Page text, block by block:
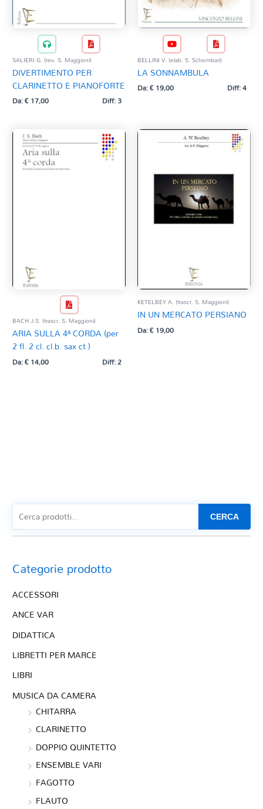
SALIERI G. (rev. S. Maggioni)
DIVERTIMENTO PER
CLARINETTO E PIANOFORTE
Da:€17,00 Diff: 3
BELLINI V. (elab. S. Schembari)
LA SONNAMBULA
Da:€19,00 Diff: 4
BACH J.S. (trascr. S. Maggioni)
ARIA SULLA 4ª CORDA (per
2 fl. 2 cl. cl.b. sax ct.)
Da:€14,00 Diff: 2
KETELBEY A. (trascr. S. Maggioni)
IN UN MERCATO PERSIANO
Da:€19,00
CERCA
Categorie prodotto
ACCESSORI
ANCE VAR
DIDATTICA
LIBRETTI PER MARCE
LIBRI
MUSICA DA CAMERA
CHITARRA
CLARINETTO
DOPPIO QUINTETTO
ENSEMBLE VARI
FAGOTTO
FLAUTO